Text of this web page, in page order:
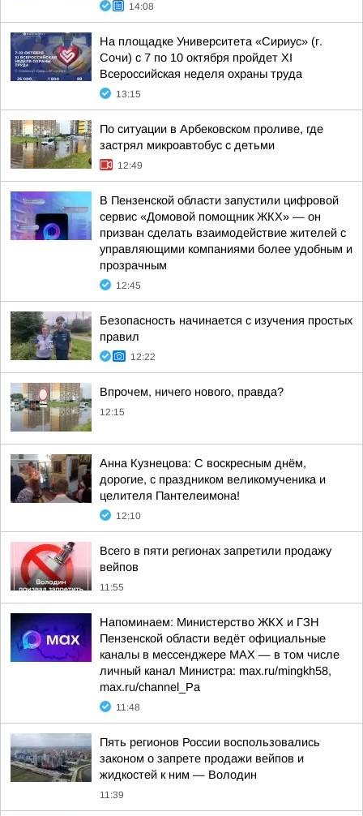
14:08
На площадке Университета «Сириус» (г.
Сочи) с 7 по 10 октября пройдет XI
Всероссийская неделя охраны труда
13:15
По ситуации в Арбековском проливе, где
застрял микроавтобус с детьми
12:49
В Пензенской области запустили цифровой
сервис «Домовой помощник ЖКХ» — он
призван сделать взаимодействие жителей с
управляющими компаниями более удобным и
прозрачным
12:45
Безопасность начинается с изучения простых
правил
12:22
Впрочем, ничего нового, правда?
12:15
Анна Кузнецова: С воскресным днём,
дорогие, с праздником великомученика и
целителя Пантелеимона!
12:10
Всего в пяти регионах запретили продажу
вейпов
11:55
Напоминаем: Министерство ЖКХ и ГЗН
Пензенской области ведёт официальные
каналы в мессенджере МАХ — в том числе
личный канал Министра: max.ru/mingkh58,
max.ru/channel_Pa
11:48
Пять регионов России воспользовались
законом о запрете продажи вейпов и
жидкостей к ним — Володин
11:39